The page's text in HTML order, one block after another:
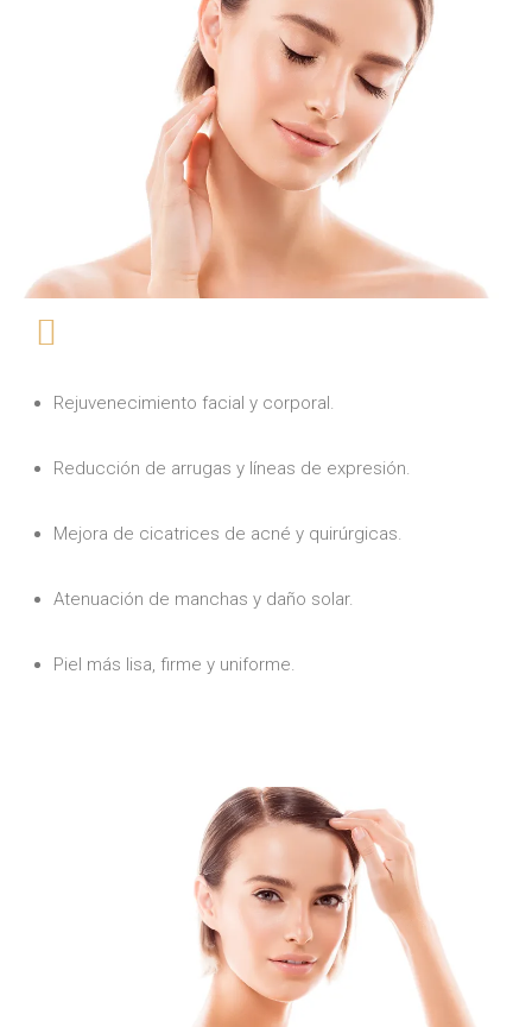
Rejuvenecimiento facial y corporal.
Reducción de arrugas y líneas de expresión.
Mejora de cicatrices de acné y quirúrgicas.
Atenuación de manchas y daño solar.
Piel más lisa, firme y uniforme.